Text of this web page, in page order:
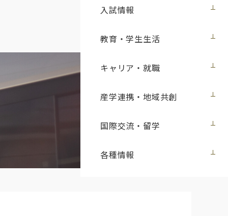
入試情報
教育・学生生活
キャリア・就職
産学連携・地域共創
国際交流・留学
各種情報